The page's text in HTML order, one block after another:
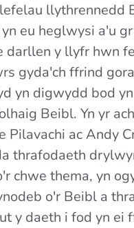
llythrennedd
eu heglwysi a'u
darllen y llyfr hwn
gyda'ch ffrind
yn digwydd bod yn
Beibl. Yn yr
Pilavachi ac Andy
thrafodaeth
chwe thema, yn
o'r Beibl a
y daeth i fod yn ei